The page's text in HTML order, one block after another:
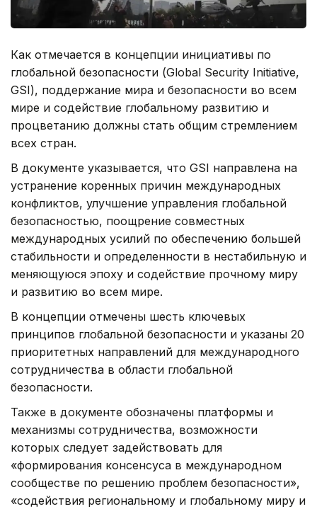
Как отмечается в концепции инициативы по
глобальной безопасности (Global Security Initiative,
GSI), поддержание мира и безопасности во всем
мире и содействие глобальному развитию и
процветанию должны стать общим стремлением
всех стран.
В документе указывается, что GSI направлена на
устранение коренных причин международных
конфликтов, улучшение управления глобальной
безопасностью, поощрение совместных
международных усилий по обеспечению большей
стабильности и определенности в нестабильную и
меняющуюся эпоху и содействие прочному миру
и развитию во всем мире.
В концепции отмечены шесть ключевых
принципов глобальной безопасности и указаны 20
приоритетных направлений для международного
сотрудничества в области глобальной
безопасности.
Также в документе обозначены платформы и
механизмы сотрудничества, возможности
которых следует задействовать для
«формирования консенсуса в международном
сообществе по решению проблем безопасности»,
«содействия региональному и глобальному миру и